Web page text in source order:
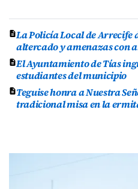
La Policía Local de Arrecife
altercado y amenazas con
El Ayuntamiento de Tías
estudiantes del municipio
Teguise honra a Nuestra
tradicional misa en la